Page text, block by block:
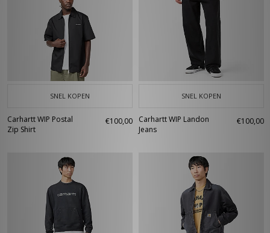
SNEL KOPEN
Carhartt WIP Postal
Zip Shirt
€100,00
SNEL KOPEN
Carhartt WIP Landon
Jeans
€100,00